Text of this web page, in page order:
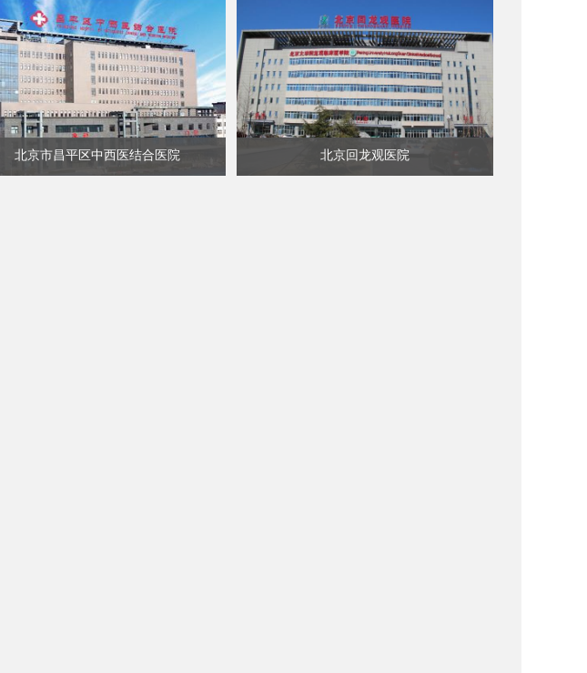
北京市昌平区中西医结合医院 北京回龙观医院